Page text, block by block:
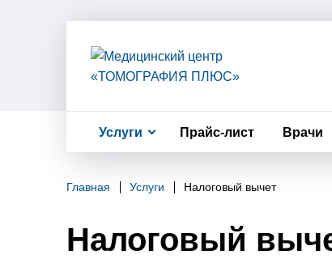
Услуги Прайс-лист Врачи
Главная Услуги Налоговый вычет
Налоговый